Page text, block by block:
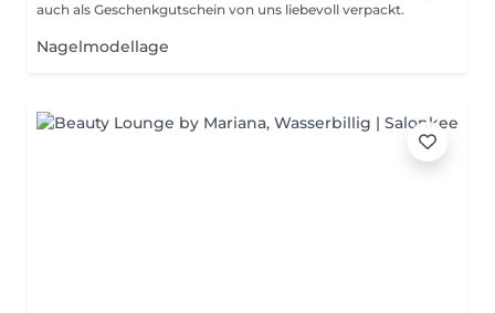
auch als Geschenkgutschein von uns liebevoll verpackt.
Nagelmodellage